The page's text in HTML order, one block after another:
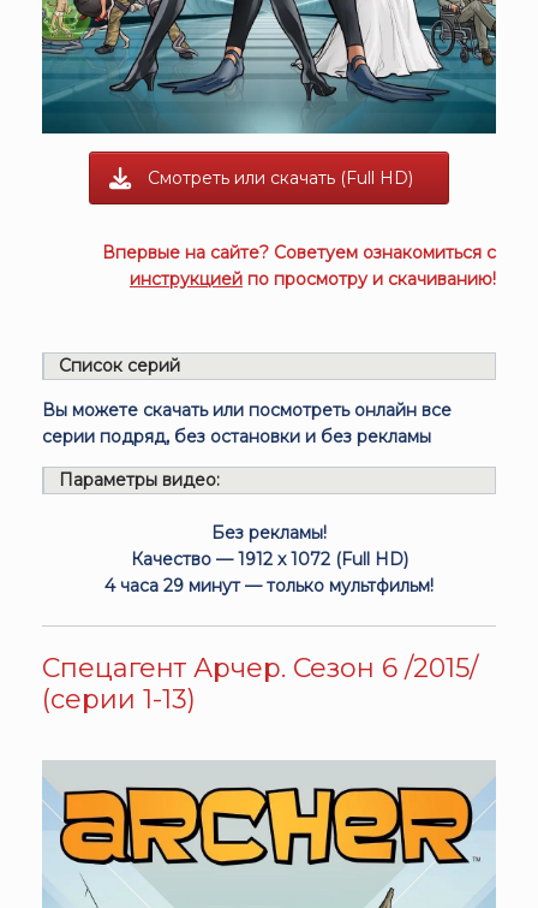
Смотреть или скачать (Full HD)
Впервые на сайте? Советуем ознакомиться с
инструкцией по просмотру и скачиванию!
Список серий
Вы можете скачать или посмотреть онлайн все
серии подряд, без остановки и без рекламы
Параметры видео:
Без рекламы!
Качество — 1912 x 1072 (Full HD)
4 часа 29 минут — только мультфильм!
Спецагент Арчер. Сезон 6 /2015/
(серии 1-13)